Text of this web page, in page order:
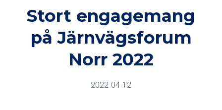
Stort engagemang
på Järnvägsforum
Norr 2022
2022-04-12